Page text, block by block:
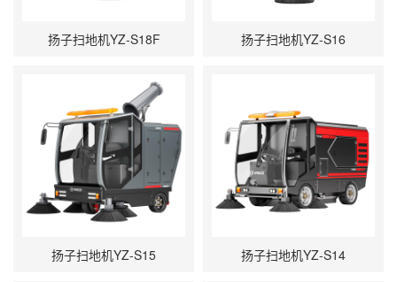
扬子扫地机YZ-S18F 扬子扫地机YZ-S16
扬子扫地机YZ-S15 扬子扫地机YZ-S14